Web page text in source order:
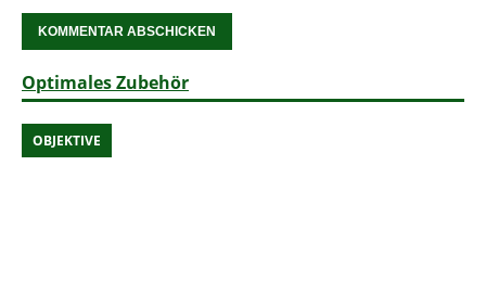
Optimales Zubehör
OBJEKTIVE